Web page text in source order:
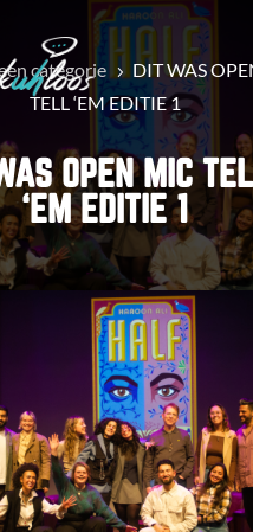
categorie 5 DIT WAS
TELL ‘EM EDITIE 1
OPEN MIC
‘EM EDITIE 1